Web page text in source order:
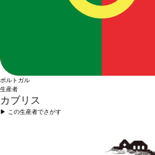
ポルトガル
生産者
カブリス
▶︎ この生産者でさがす